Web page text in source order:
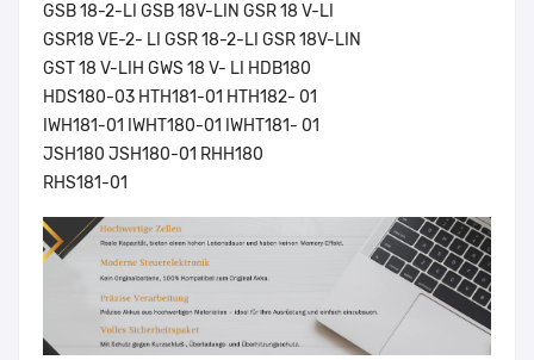
GSB 18-2-LI GSB 18V-LIN GSR 18 V-LI
GSR18 VE-2- LI GSR 18-2-LI GSR 18V-LIN
GST 18 V-LIH GWS 18 V- LI HDB180
HDS180-03 HTH181-01 HTH182- 01
IWH181-01 IWHT180-01 IWHT181- 01
JSH180 JSH180-01 RHH180
RHS181-01